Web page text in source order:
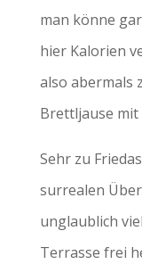
man könne
hier Kalorien
also abermals
Brettljause mit
Sehr zu
surrealen
unglaublich
Terrasse frei